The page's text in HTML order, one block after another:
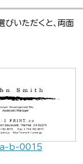
いただくと、両面
b-0015